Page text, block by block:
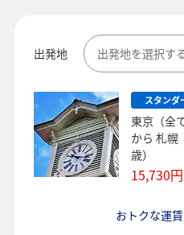
出発地 出発地を選択す
スタンダ
東京（全て
から 札幌
歳）
15,730
おトクな運